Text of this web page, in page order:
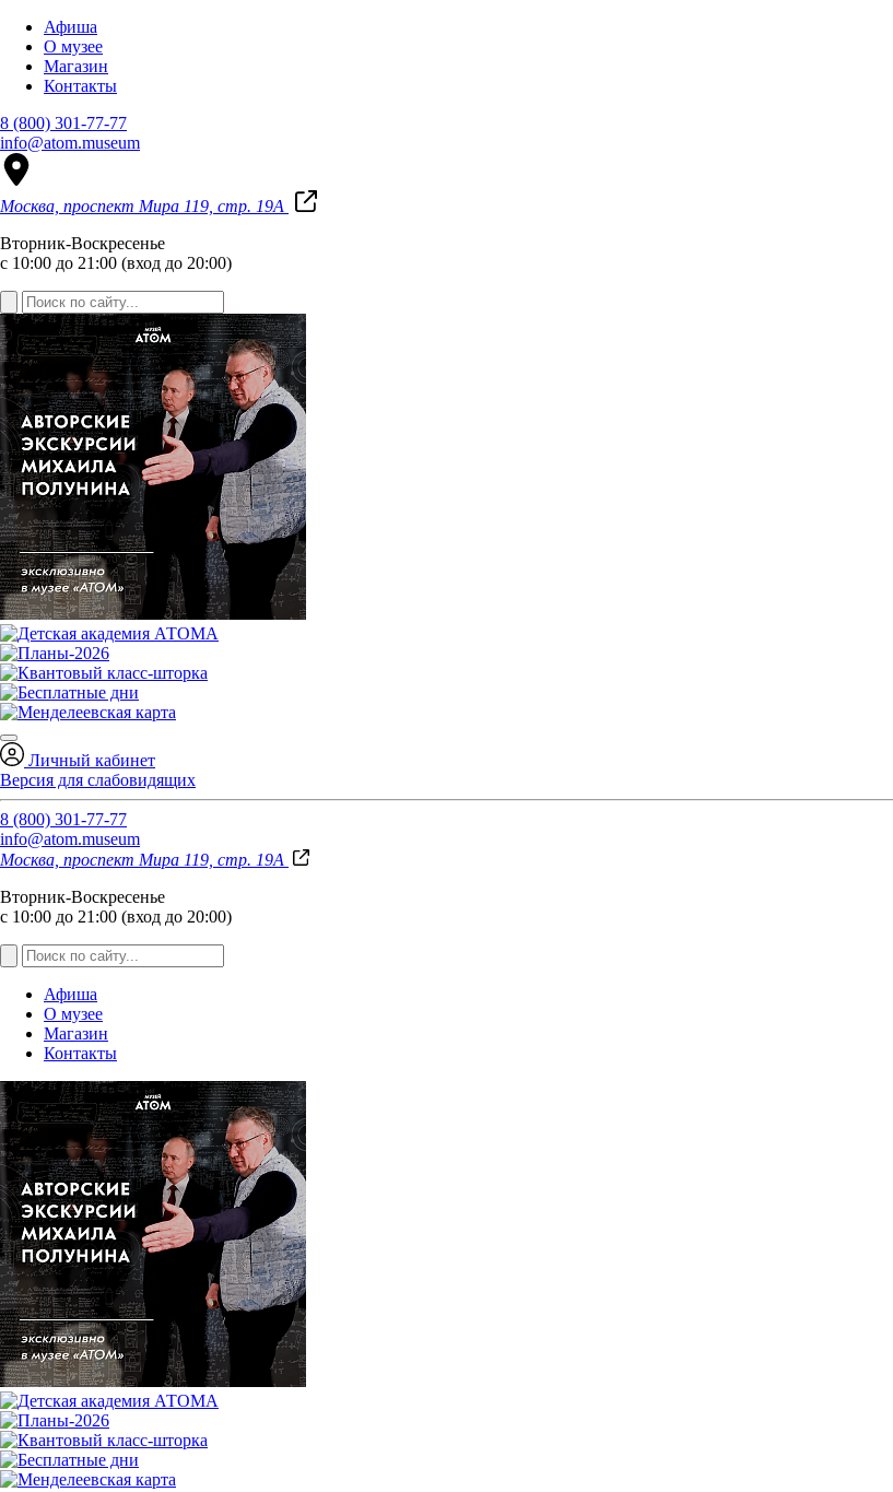
Афиша
О музее
Магазин
Контакты
8 (800) 301-77-77
info@atom.museum
Москва, проспект Мира 119, стр. 19А
Вторник-Воскресенье
с 10:00 до 21:00 (вход до 20:00)
Личный кабинет
Версия для слабовидящих
8 (800) 301-77-77
info@atom.museum
Москва, проспект Мира 119, стр. 19А
Вторник-Воскресенье
с 10:00 до 21:00 (вход до 20:00)
Афиша
О музее
Магазин
Контакты